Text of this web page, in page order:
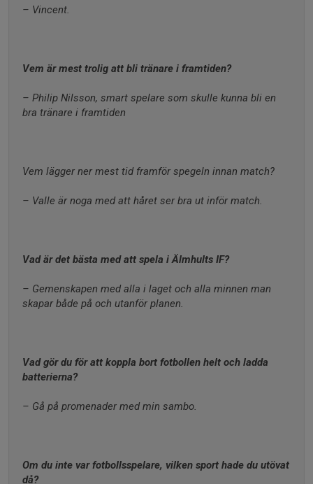
– Vincent.
Vem är mest trolig att bli tränare i framtiden?
– Philip Nilsson, smart spelare som skulle kunna bli en
bra tränare i framtiden
Vem lägger ner mest tid framför spegeln innan match?
– Valle är noga med att håret ser bra ut inför match.
Vad är det bästa med att spela i Älmhults IF?
– Gemenskapen med alla i laget och alla minnen man
skapar både på och utanför planen.
Vad gör du för att koppla bort fotbollen helt och ladda
batterierna?
– Gå på promenader med min sambo.
Om du inte var fotbollsspelare, vilken sport hade du utövat
då?